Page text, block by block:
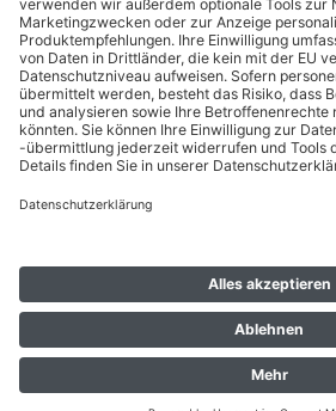
Zahlungsarten
Schnelle Lieferung
Versandkostenfrei ab 50€
Datenschutz Impressum